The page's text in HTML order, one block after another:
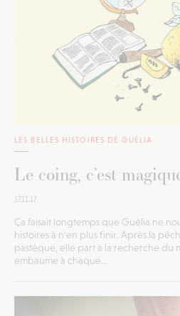
LES BELLES HISTOIRES DE GUÉLIA
Le coing, c’est
17.11.17
Ça faisait longtemps que Guélia ne
histoires à n'en plus finir. Après la
pastèque, elle part à la recherche du
embaume à chaque...